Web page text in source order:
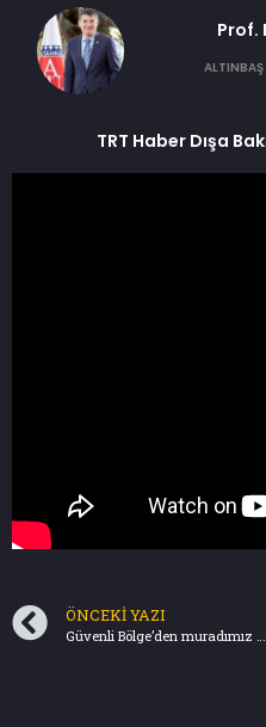
Prof.
ALTINBAŞ
TRT Haber Dışa
ÖNCEKI YAZI
Güvenli Bölge’den muradımız nedir? (18.08.2019) Türkiye Gazetesi